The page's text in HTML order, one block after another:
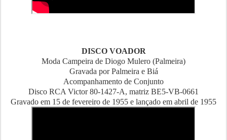
DISCO VOADOR
Moda Campeira de Diogo Mulero (Palmeira)
Gravada por Palmeira e Biá
Acompanhamento de Conjunto
Disco RCA Victor 80-1427-A, matriz BE5-VB-0661
Gravado em 15 de fevereiro de 1955 e lançado em abril de 1955